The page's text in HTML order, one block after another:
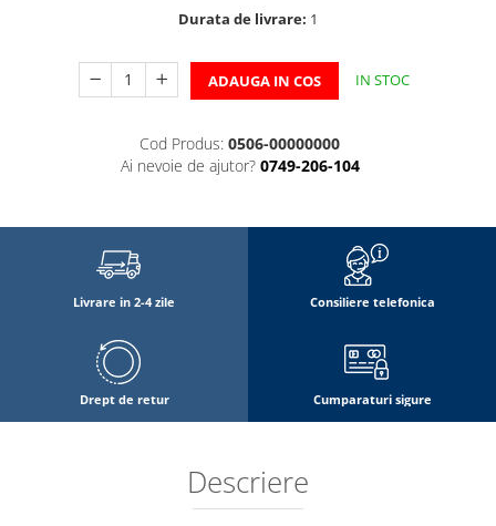
Durata de livrare: 1
ADAUGA IN COS IN STOC
Cod Produs: 0506-00000000
Ai nevoie de ajutor? 0749-206-104
Livrare in 2-4 zile Consiliere telefonica
Drept de retur Cumparaturi sigure
Descriere